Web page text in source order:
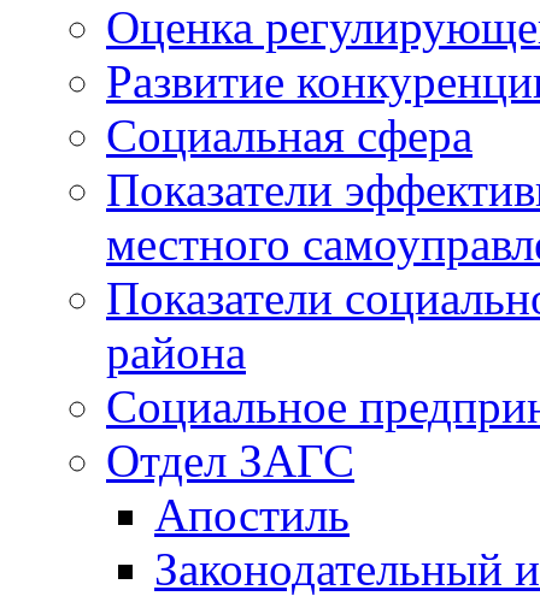
Оценка
Развитие
Социальная сфера
Показатели
местного
Показатели
района
Социальное
Отдел ЗАГС
Апостиль
Законодательный